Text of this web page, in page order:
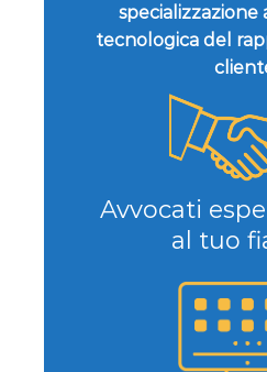
specializzazione
tecnologica del
Avvocati
al tuo